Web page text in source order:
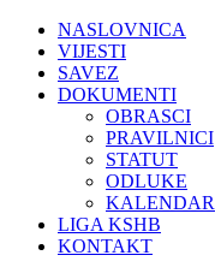
NASLOVNICA
VIJESTI
SAVEZ
DOKUMENTI
OBRASCI
PRAVILNICI
STATUT
ODLUKE
KALENDAR
LIGA KSHB
KONTAKT